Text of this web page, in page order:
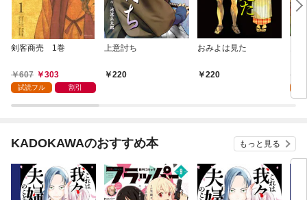
剣客商売 1巻
607 303
試読フル 割引
上意討ち
220
おみよは見た
220
KADOKAWAのおすすめ本 もっと見る